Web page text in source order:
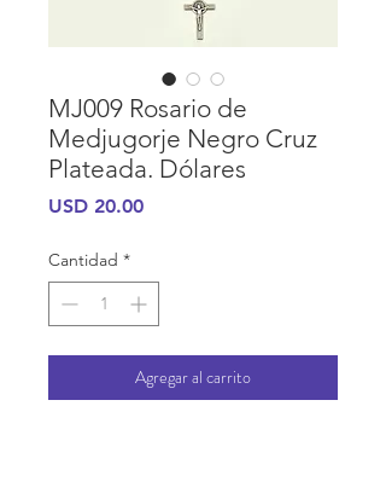
MJ009 Rosario de
Medjugorje Negro Cruz
Plateada. Dólares
USD 20.00Precio
Cantidad *
Agregar al carrito